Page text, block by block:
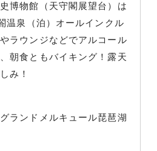
博物館（天守閣展望台）は
温泉（泊）オールインクル
ラウンジなどでアルコール
朝食ともバイキング！露天
み！
ランドメルキュール琵琶湖